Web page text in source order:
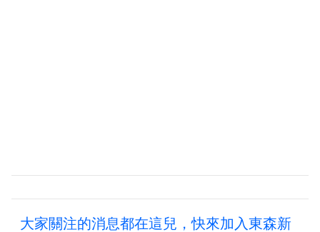
大家關注的消息都在這兒，快來加入東森新